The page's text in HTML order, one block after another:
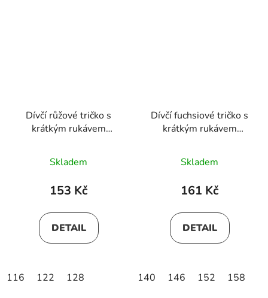
Dívčí růžové tričko s
krátkým rukávem
Skladem
153 Kč
DETAIL
116 122 128
Dívčí fuchsiové tričko s
krátkým rukávem
Skladem
161 Kč
DETAIL
140 146 152 158